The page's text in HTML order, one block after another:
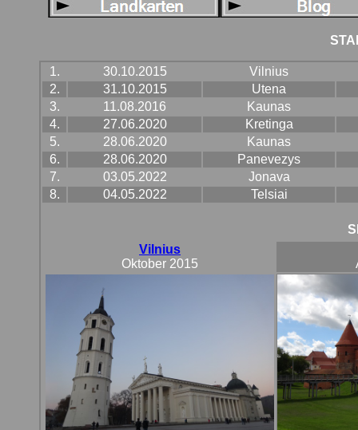
1. 30.10.2015
Vilnius
2.
31.10.2015
Utena
3.
11.08.2016
Kaunas
4.
27.06.2020
Kretinga
5.
28.06.2020
Kaunas
6.
28.06.2020
Panevezys
7.
03.05.2022
Jonava
8.
04.05.2022 Telsiai
Vilnius
Oktober 2015